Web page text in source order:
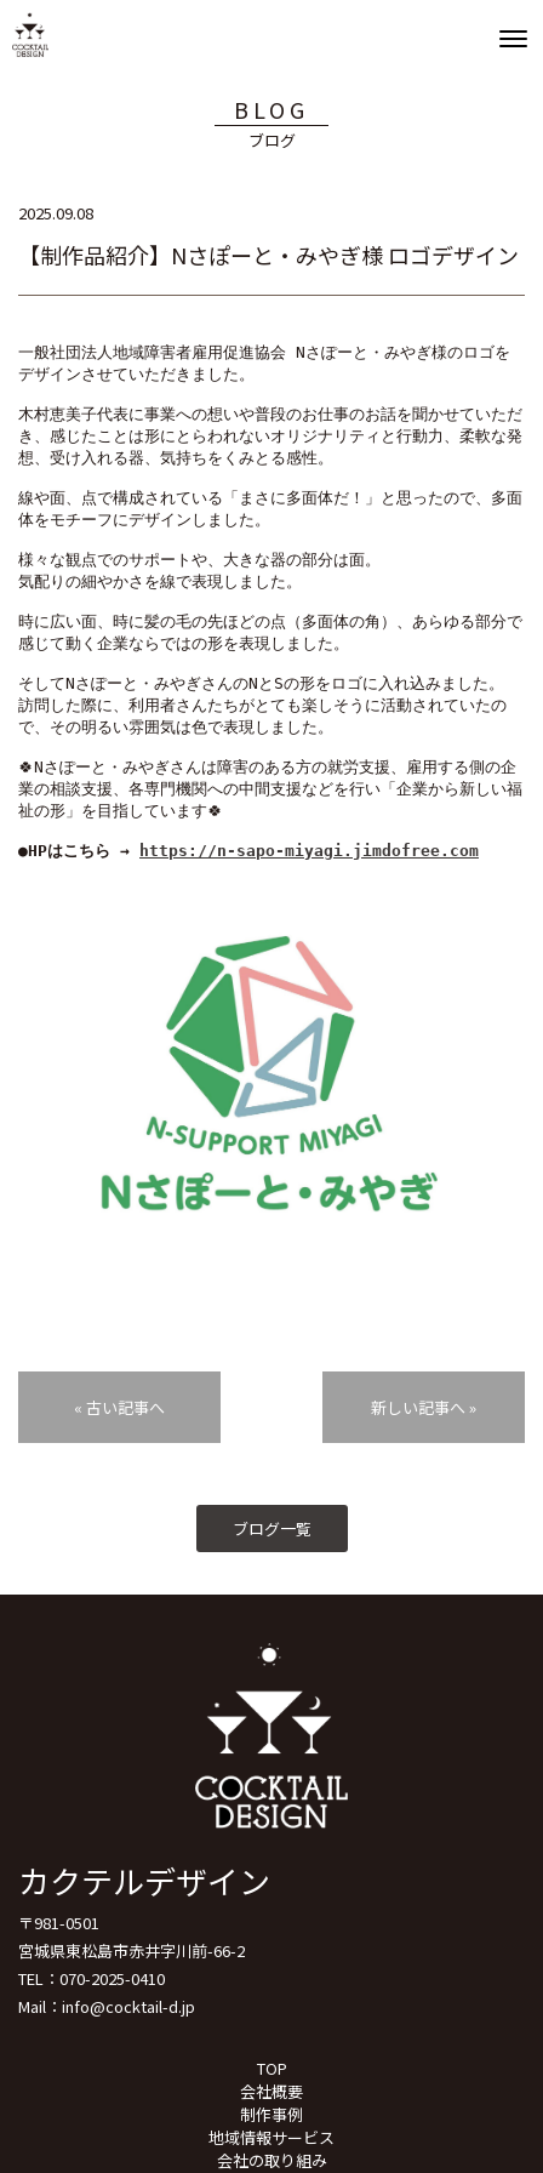
BLOG
ブログ
2025.09.08
【制作品紹介】Nさぽーと・みやぎ様 ロゴデザイン
一般社団法人地域障害者雇用促進協会 Nさぽーと・みやぎ様のロゴを
デザインさせていただきました。
木村恵美子代表に事業への想いや普段のお仕事のお話を聞かせていただ
き、感じたことは形にとらわれないオリジナリティと行動力、柔軟な発
想、受け入れる器、気持ちをくみとる感性。
線や面、点で構成されている「まさに多面体だ！」と思ったので、多面
体をモチーフにデザインしました。
様々な観点でのサポートや、大きな器の部分は面。
気配りの細やかさを線で表現しました。
時に広い面、時に髪の毛の先ほどの点（多面体の角）、あらゆる部分で
感じて動く企業ならではの形を表現しました。
そしてNさぽーと・みやぎさんのNとSの形をロゴに入れ込みました。
訪問した際に、利用者さんたちがとても楽しそうに活動されていたの
で、その明るい雰囲気は色で表現しました。
🍀Nさぽーと・みやぎさんは障害のある方の就労支援、雇用する側の企
業の相談支援、各専門機関への中間支援などを行い「企業から新しい福
祉の形」を目指しています🍀
●HPはこちら → https://n-sapo-miyagi.jimdofree.com
« 古い記事へ 新しい記事へ »
ブログ一覧
カクテルデザイン
〒981-0501
宮城県東松島市赤井字川前-66-2
TEL：070-2025-0410
Mail：info@cocktail-d.jp
TOP
会社概要
制作事例
地域情報サービス
会社の取り組み